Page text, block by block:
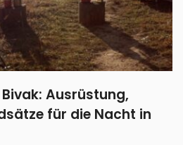
Ausrüstung,
für die Nacht in